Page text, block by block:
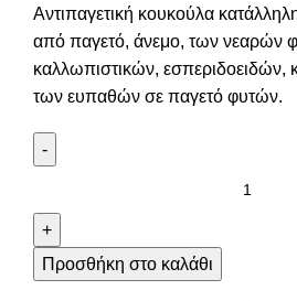
Αντιπαγετική κουκούλα
από παγετό, άνεμο, των νεαρών
καλλωπιστικών, εσπεριδοειδών,
των ευπαθών σε παγετό φυτών.
Προσθήκη στο καλάθι